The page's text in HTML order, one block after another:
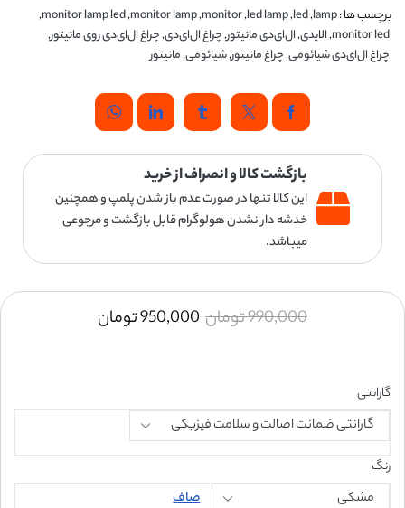
برچسب ها :lamp
,
led
,
led lamp
,
monitor
,
monitor lamp
,
monitor lamp led
,
monitor led
,الایدی,ال‌ای‌دی مانیتور,چراغ ال‌ای‌دی,چراغ ال‌ای‌دی روی مانیتور,
چراغ ال‌ای‌دی شیائومی,چراغ مانیتور,شیائومی,مانیتور
بازگشت کالا و انصراف از خرید
این کالا تنها در صورت عدم باز شدن پلمپ و همچنین
خدشه دار نشدن هولوگرام قابل بازگشت و مرجوعی
میباشد.
990,000تومان 950,000تومان
گارانتی
رنگ
صاف